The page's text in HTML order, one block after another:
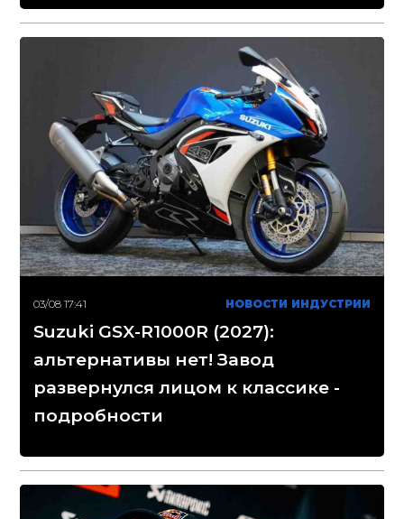
03/08 17:41 НОВОСТИ ИНДУСТРИИ
Suzuki GSX-R1000R (2027):
альтернативы нет! Завод
развернулся лицом к классике -
подробности